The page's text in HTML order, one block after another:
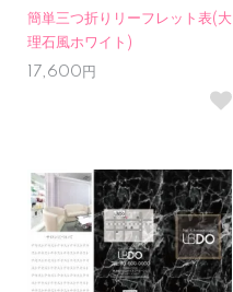
簡単三つ折りリーフレット表(大
理石風ホワイト)
17,600円